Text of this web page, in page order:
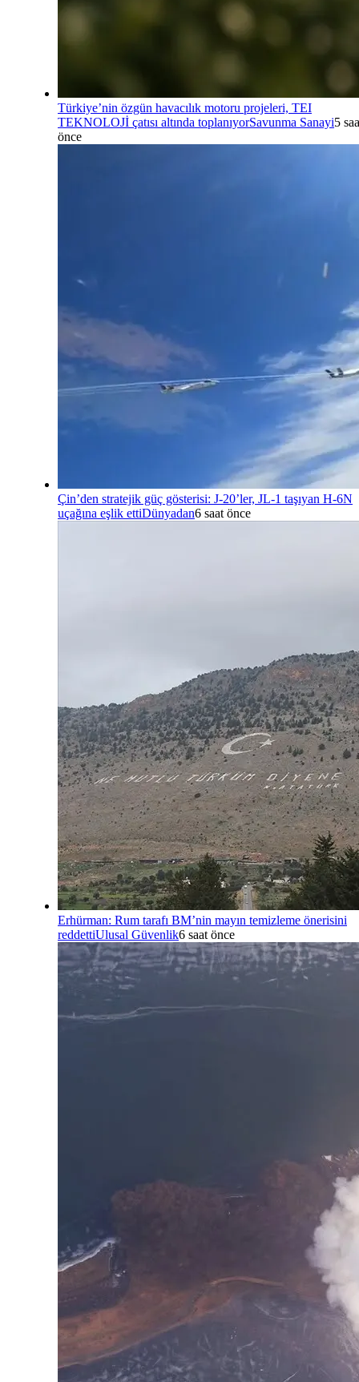
Türkiye’nin özgün havacılık motoru projeleri, TEI
TEKNOLOJİ çatısı altında toplanıyorSavunma Sanayi5
önce
Çin’den stratejik güç gösterisi: J-20’ler, JL-1 taşıyan H-6N
uçağına eşlik ettiDünyadan6 saat önce
Erhürman: Rum tarafı BM’nin mayın temizleme önerisini
reddettiUlusal Güvenlik6 saat önce